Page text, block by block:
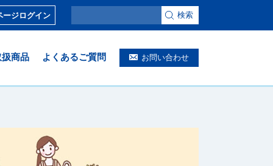
ージログイン 検索
扱商品 よくあるご質問 お問い合わせ